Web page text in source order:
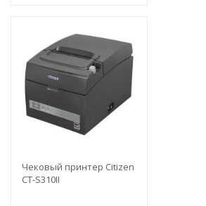
Чековый принтер Citizen
CT-S310II